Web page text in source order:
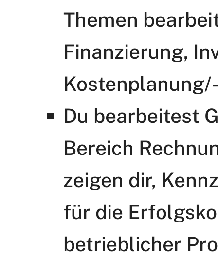
Themen
Finanzierung,
Du bearbeitest
Bereich
zeigen dir,
für die
betrieblicher